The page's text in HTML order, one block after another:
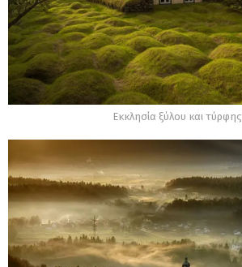
Εκκλησία ξύλου και τύρφης